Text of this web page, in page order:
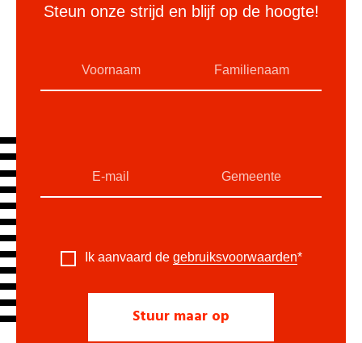
Steun onze strijd en blijf op de hoogte!
Ik aanvaard de gebruiksvoorwaarden*